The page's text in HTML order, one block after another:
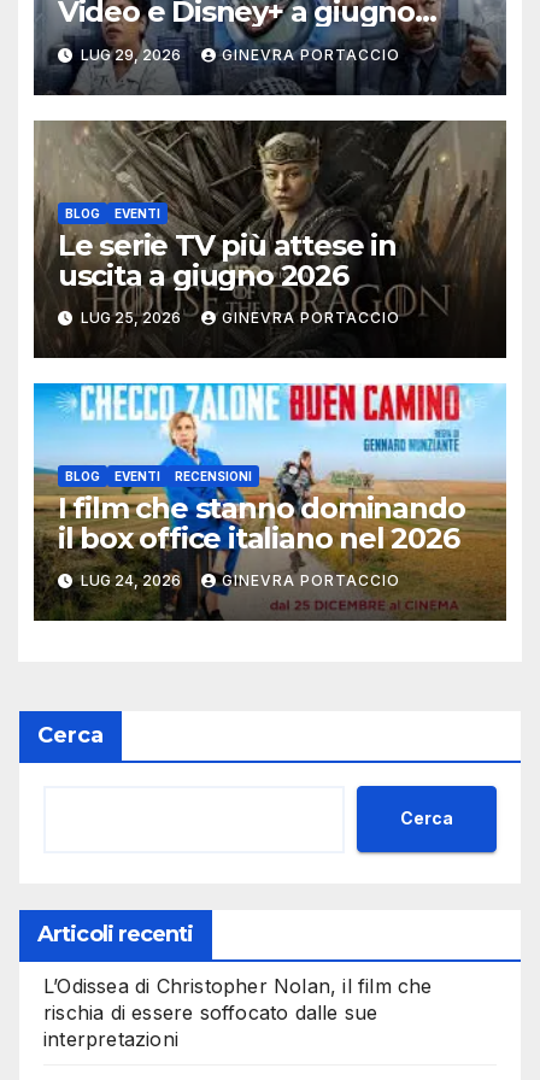
Video e Disney+ a giugno
2026
LUG 29, 2026 GINEVRA PORTACCIO
BLOG EVENTI
Le serie TV più attese in
uscita a giugno 2026
LUG 25, 2026 GINEVRA PORTACCIO
BLOG EVENTI RECENSIONI
I film che stanno dominando
il box office italiano nel 2026
LUG 24, 2026 GINEVRA PORTACCIO
Cerca
Cerca
Articoli recenti
L’Odissea di Christopher Nolan, il film che
rischia di essere soffocato dalle sue
interpretazioni